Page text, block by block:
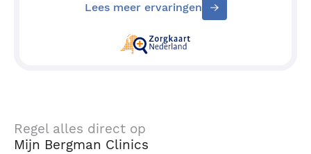
Lees meer ervaringen
Regel alles direct op
Mijn Bergman Clinics